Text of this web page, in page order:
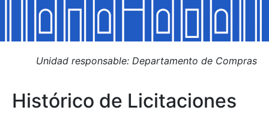
Mostrar/Ocultar
Mostrar/Ocultar
Mostrar/Ocultar
Unidad responsable: Departamento de Compras
Histórico de Licitaciones